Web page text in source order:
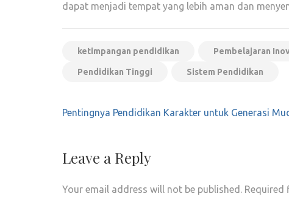
dapat menjadi tempat yang lebih aman dan
ketimpangan pendidikan Pembelajaran
Pendidikan Tinggi Sistem Pendidikan
Post
Pentingnya Pendidikan Karakter untuk Generasi
Leave a Reply
Your email address will not be published. Required